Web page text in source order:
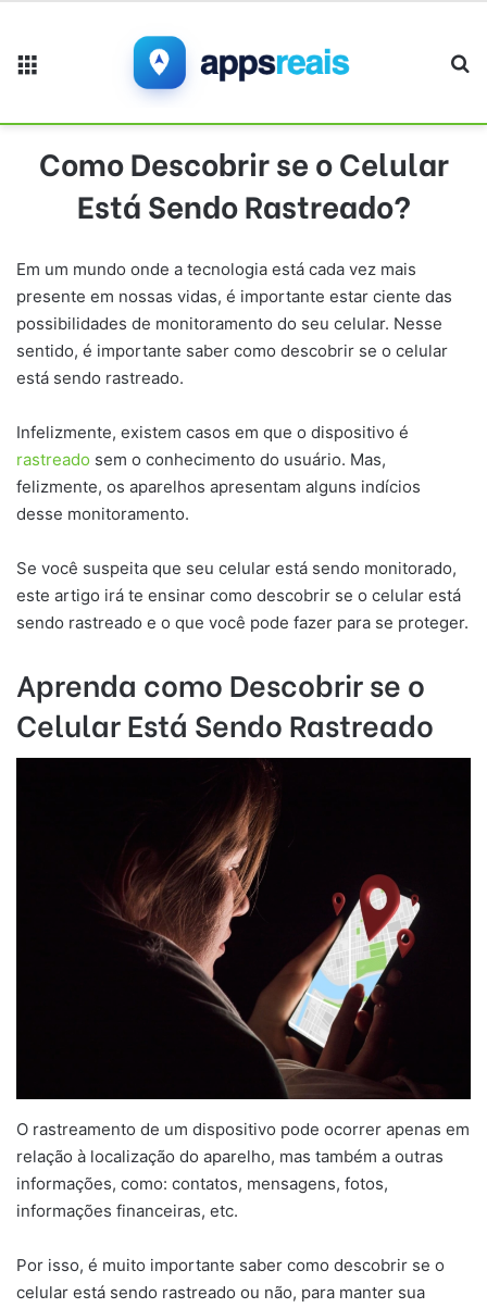
Como Descobrir se o Celular
Está Sendo Rastreado?
Em um mundo onde a tecnologia está cada vez mais
presente em nossas vidas, é importante estar ciente das
possibilidades de monitoramento do seu celular. Nesse
sentido, é importante saber como descobrir se o celular
está sendo rastreado.
Infelizmente, existem casos em que o dispositivo é
rastreado sem o conhecimento do usuário. Mas,
felizmente, os aparelhos apresentam alguns indícios
desse monitoramento.
Se você suspeita que seu celular está sendo monitorado,
este artigo irá te ensinar como descobrir se o celular está
sendo rastreado e o que você pode fazer para se proteger.
Aprenda como Descobrir se o
Celular Está Sendo Rastreado
O rastreamento de um dispositivo pode ocorrer apenas em
relação à localização do aparelho, mas também a outras
informações, como: contatos, mensagens, fotos,
informações financeiras, etc.
Por isso, é muito importante saber como descobrir se o
celular está sendo rastreado ou não, para manter sua